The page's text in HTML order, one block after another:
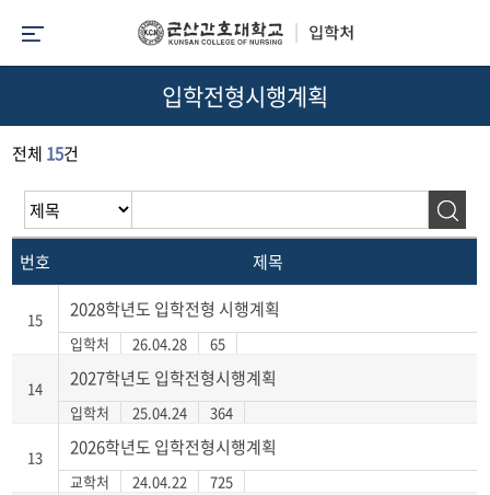
입학전형시행계획
전체 15건
번호 제목
15 2028학년도 입학전형 시행계획
입학처 26.04.28 65
14 2027학년도 입학전형시행계획
입학처 25.04.24 364
13 2026학년도 입학전형시행계획
교학처 24.04.22 725